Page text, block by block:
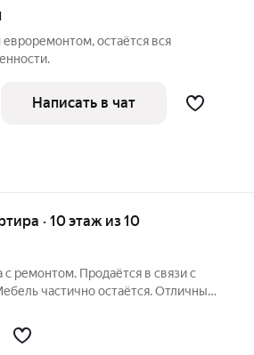
остаётся вся
Написать в чат
· 10 этаж из 10
ремонтом. Продаётся в связи с
частично остаётся. Отличный
школы, садики, остановки.